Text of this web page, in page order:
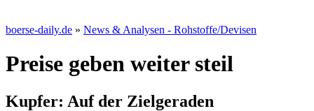
boerse-daily.de » News & Analysen - Rohstoffe/Devisen
Preise geben weiter steil
Kupfer: Auf der Zielgeraden